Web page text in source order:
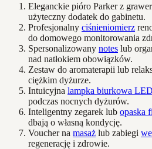
Eleganckie pióro Parker z
użyteczny dodatek do gabinetu.
Profesjonalny ciśnieniomierz
do domowego monitorowania
Spersonalizowany notes lub
nad natłokiem obowiązków.
Zestaw do aromaterapii lub
ciężkim dyżurze.
Intuicyjna lampka biurkowa LED
podczas nocnych dyżurów.
Inteligentny zegarek lub opaska
dbają o własną kondycję.
Voucher na masaż lub zabiegi
regenerację i zdrowie.